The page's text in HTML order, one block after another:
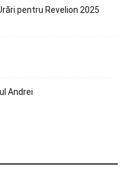
pentru Revelion 2025
Andrei